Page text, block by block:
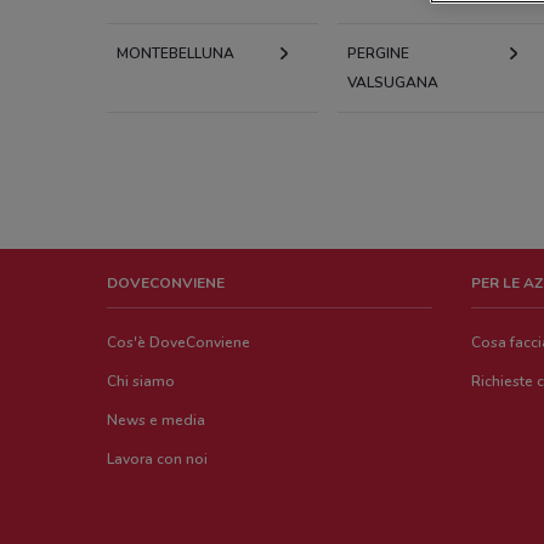
MONTEBELLUNA
PERGINE
VALSUGANA
DOVECONVIENE
Cos'è DoveConviene
Chi siamo
News e media
Lavora con noi
PER LE
Cosa
Richieste